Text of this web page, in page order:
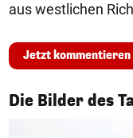
aus westlichen
Jetzt kommentieren
Die Bilder des
1/50